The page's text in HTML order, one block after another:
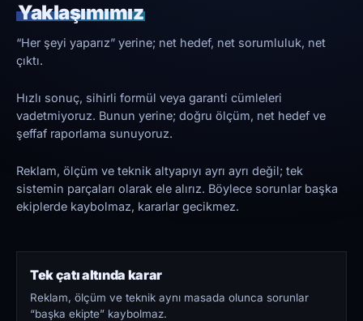
Yaklaşımımız
“Her şeyi yaparız” yerine; net hedef, net sorumluluk, net
çıktı.
Hızlı sonuç, sihirli formül veya garanti cümleleri
vadetmiyoruz. Bunun yerine; doğru ölçüm, net hedef ve
şeffaf raporlama sunuyoruz.
Reklam, ölçüm ve teknik altyapıyı ayrı ayrı değil; tek
sistemin parçaları olarak ele alırız. Böylece sorunlar başka
ekiplerde kaybolmaz, kararlar gecikmez.
Tek çatı altında karar
Reklam, ölçüm ve teknik aynı masada olunca sorunlar
“başka ekipte” kaybolmaz.